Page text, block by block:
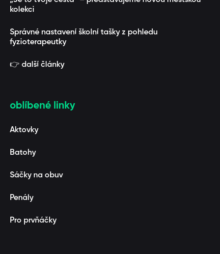
kolekci
Správné nastavení školní tašky z pohledu
fyzioterapeutky
👉 další články
oblíbené linky
Aktovky
Batohy
Sáčky na obuv
Penály
Pro prvňáčky